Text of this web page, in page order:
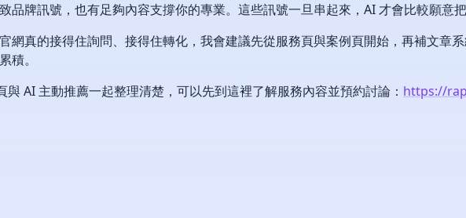
品牌訊號，也有足夠內容支撐你的專業。這些訊號一旦串起來，AI 才會比較願意把
網真的接得住詢問、接得住轉化，我會建議先從服務頁與案例頁開始，再補文章系
積。
AI 主動推薦一起整理清楚，可以先到這裡了解服務內容並預約討論： https://